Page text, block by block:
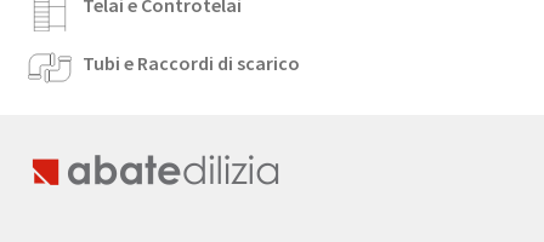
Tubi e Raccordi di scarico